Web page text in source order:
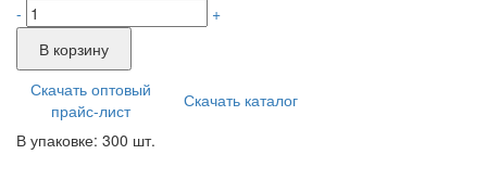
-
+
В корзину
Скачать оптовый
прайс-лист
Скачать каталог
В упаковке: 300 шт.